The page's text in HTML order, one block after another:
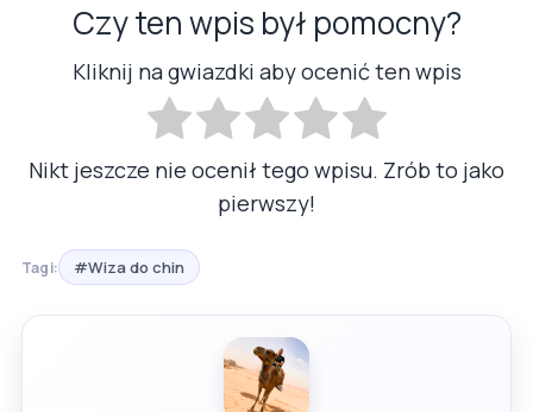
Czy ten wpis był pomocny?
Kliknij na gwiazdki aby ocenić ten wpis
Nikt jeszcze nie ocenił tego wpisu. Zrób to jako
pierwszy!
Tagi: #Wiza do chin